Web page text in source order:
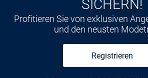
SICHERN!
Profitieren Sie von exklusiven
und den neusten
Registrieren